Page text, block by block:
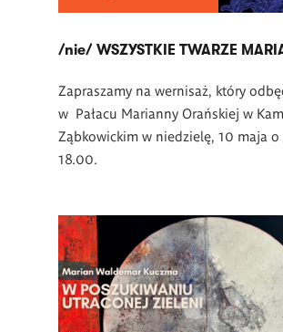
/nie/ WSZYSTKIE TWARZE
Zapraszamy na wernisaż, który
w Pałacu Marianny Orańskiej w
Ząbkowickim w niedzielę, 10 maja o
18.00.